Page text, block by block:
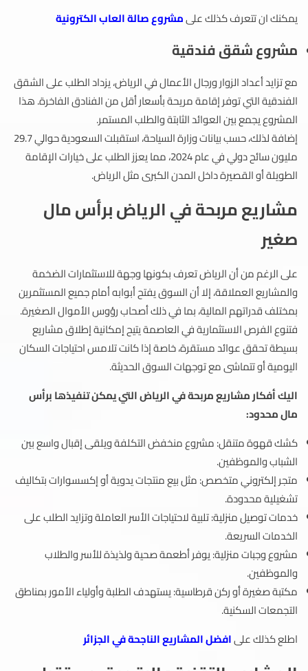
يمكنك ان تتعرف كذلك علىمشروع صالة العاب الكترونية
مشروع شقق فندقية
مع تزايد أعداد الزوار ورجال الأعمال في الرياض، يزداد الطلب على الشقق
الفندقية التي توفر إقامة مريحة بأسعار أقل من الفنادق الفاخرة. هذا
المشروع يجمع بين العوائد الثابتة والطلب المستمر.
إضافة لذلك، حسب بيانات وزارة السياحة، استقبلت السعودية حوالي 29.7
مليون سائح دولي في عام 2024، مما يعزز الطلب على خيارات الإقامة
الطويلة أو القصيرة داخل المدن الكبرى مثل الرياض.
مشاريع مربحة في الرياض برأس مال
صغير
على الرغم من أن الرياض تعرف بكونها وجهة للاستثمارات الضخمة
والمشاريع العملاقة، إلا أن السوق يفتح أبوابه أمام جميع المستثمرين
بمختلف قدراتهم المالية، بما في ذلك أصحاب رؤوس الأموال الصغيرة.
فتنوع الفرص الاستثمارية في العاصمة يتيح إمكانية إطلاق مشاريع
بسيطة تحقق عوائد مستقرة، خاصة إذا كانت تلامس احتياجات السكان
اليومية أو تتماشى مع توجهات السوق الحديثة.
اليك أفكار مشاريع مربحة في الرياض التي يمكن تنفيذها برأس
مال محدود:
كشك قهوة متنقل: مشروع منخفض التكلفة ويلقى إقبال واسع بين
الشباب والموظفين.
متجر إلكتروني متخصص: مثل بيع منتجات يدوية أو إكسسوارات بتكاليف
تشغيلية محدودة.
خدمات توصيل منزلية: تلبية لاحتياجات الأسر العاملة وتزايد الطلب على
الخدمات السريعة.
مشروع وجبات منزلية: يوفر أطعمة صحية ولذيذة للأسر والطلاب
والموظفين.
مكتبة صغيرة أو ركن قرطاسية: يستهدف الطلبة وأولياء الأمور بمناطق
التجمعات السكنية.
اطلع كذلك علىافضل المشاريع الناجحة في الجزائر